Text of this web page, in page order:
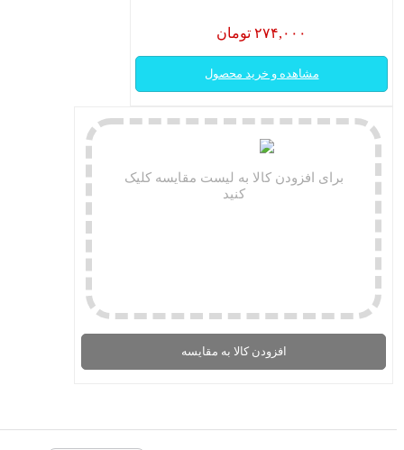
۲۷۴,۰۰۰ تومان
مشاهده و خرید محصول
برای افزودن کالا به لیست مقایسه کلیک
کنید
افزودن کالا به مقایسه